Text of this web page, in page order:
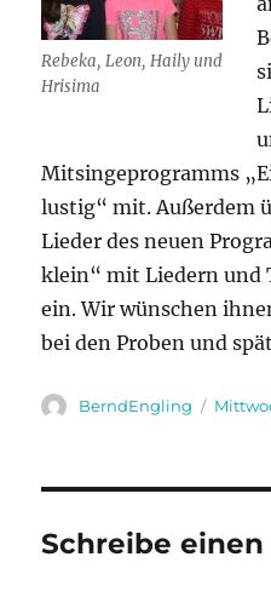
Rebeka, Leon, Haily und
Hrisima
Mitsingeprogramms
lustig“ mit. Außerdem
Lieder des neuen
klein“ mit Liedern und
ein. Wir wünschen
bei den Proben und
Autor
BerndEngling
Schreibe